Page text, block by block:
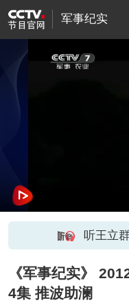
军事纪实
听王立
《军事纪实》
4集 推波助澜